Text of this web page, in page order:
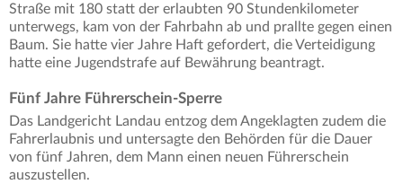
Straße mit 180 statt der erlaubten 90 Stundenkilometer
unterwegs, kam von der Fahrbahn ab und prallte gegen einen
Baum. Sie hatte vier Jahre Haft gefordert, die Verteidigung
hatte eine Jugendstrafe auf Bewährung beantragt.
Fünf Jahre Führerschein-Sperre
Das Landgericht Landau entzog dem Angeklagten zudem die
Fahrerlaubnis und untersagte den Behörden für die Dauer
von fünf Jahren, dem Mann einen neuen Führerschein
auszustellen.